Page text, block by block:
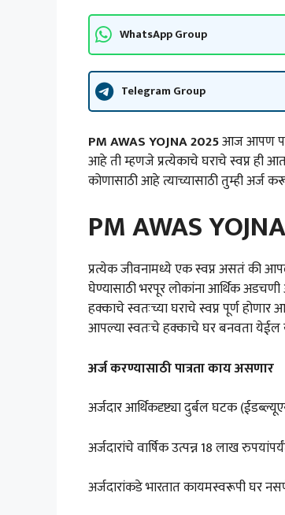
WhatsApp Group
Telegram Group
PM AWAS YOJNA 2025आज आपण
आहे ती म्हणजे प्रत्येकाचे घराचे स्वप्न ही
कोणासाठी आहे त्याच्यासाठी तुम्ही अर्ज
PM AWAS
प्रत्येक जीवनामध्ये एक स्वप्न असतं की
घेण्यासाठी भरपूर लोकांना आर्थिक
हक्काचे स्वतःच्या घराचे स्वप्न पूर्ण
आपल्या स्वतःचे हक्काचे घर बनवता येईल
अर्ज करण्यासाठी पात्रता काय असणार
अर्जदार आर्थिकदृष्ट्या दुर्बल घटक
अर्जदारांचे वार्षिक उत्पन्न 18 लाख
अर्जदारांकडे भारतात कायमस्वरूपी घर